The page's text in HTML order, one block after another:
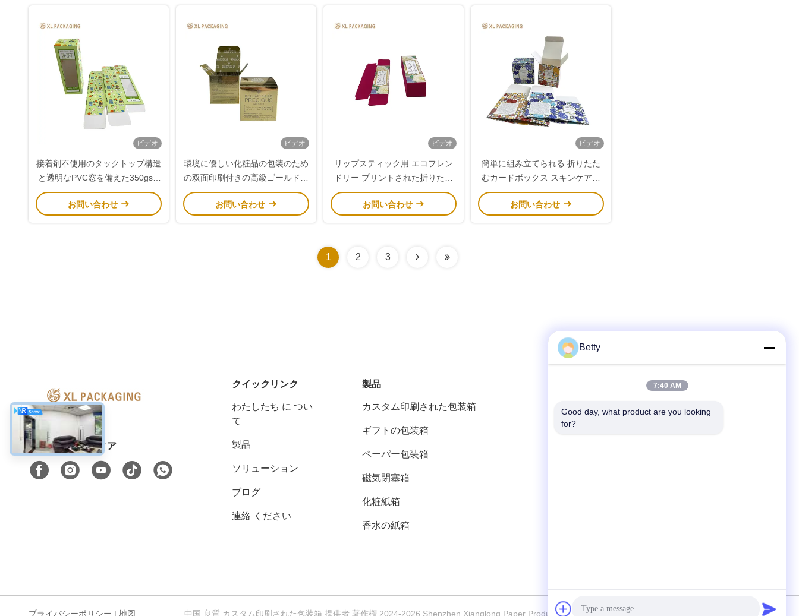
ビデオ
接着剤不使用のタックトップ構造
と透明なPVC窓を備えた350gsm
の折りたたみ式カードボックス
で、環境に優しい包装を実現
お問い合わせ
ビデオ
環境に優しい化粧品の包装のため
の双面印刷付きの高級ゴールド凸
字折りたたみ紙箱
お問い合わせ
ビデオ
リップスティック用 エコフレン
ドリー プリントされた折りたた
む紙カードボックス
お問い合わせ
ビデオ
簡単に組み立てられる 折りたた
むカードボックス スキンケア用
自動ロックボトムデザインと 活
気のあるプロプリント
お問い合わせ
1 2 3
ソーシャル メディア
クイックリンク
わたしたち に つい
て
製品
ソリューション
ブログ
連絡 ください
製品
カスタム印刷された包装箱
ギフトの包装箱
ペーパー包装箱
磁気閉塞箱
化粧紙箱
香水の紙箱
テレ
プライバシーポリシー | 地図 中国 良質 カスタム印刷された包装箱 提供者 著作権 2024-2026 Shenzhen Xianglong Paper Product & Packaging Co., Ltd. すべての権利は保護されています.
Betty
7:40 AM
Good day, what product are you looking
for?